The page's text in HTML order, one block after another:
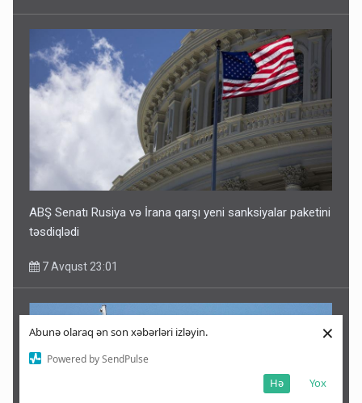
Abunə olaraq ən son xəbərləri izləyin.
Powered by SendPulse
Yox
Hə
×
ABŞ Senatı Rusiya və İrana qarşı yeni sanksiyalar paketini
təsdiqlədi
7 Avqust 23:01